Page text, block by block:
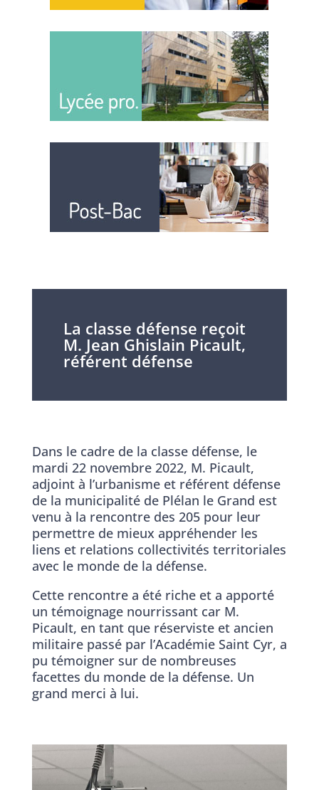
La classe défense reçoit
M. Jean Ghislain Picault,
référent défense
Dans le cadre de la classe défense, le
mardi 22 novembre 2022, M. Picault,
adjoint à l’urbanisme et référent défense
de la municipalité de Plélan le Grand est
venu à la rencontre des 205 pour leur
permettre de mieux appréhender les
liens et relations collectivités territoriales
avec le monde de la défense.
Cette rencontre a été riche et a apporté
un témoignage nourrissant car M.
Picault, en tant que réserviste et ancien
militaire passé par l’Académie Saint Cyr, a
pu témoigner sur de nombreuses
facettes du monde de la défense. Un
grand merci à lui.